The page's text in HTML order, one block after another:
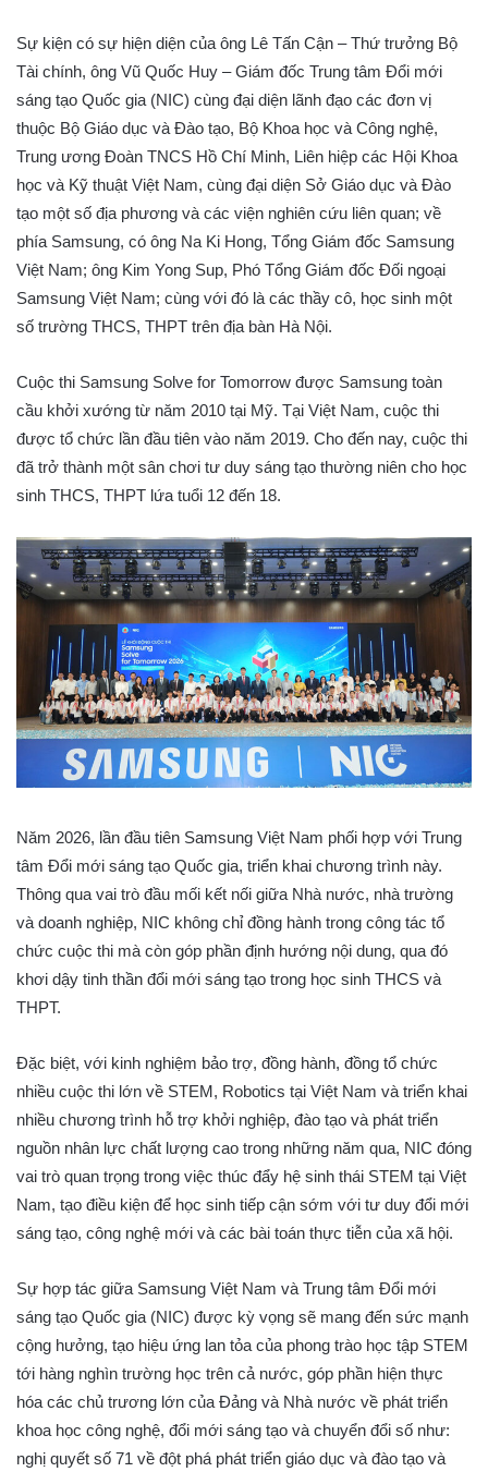
Sự kiện có sự hiện diện của ông Lê Tấn Cận – Thứ trưởng Bộ
Tài chính, ông Vũ Quốc Huy – Giám đốc Trung tâm Đổi mới
sáng tạo Quốc gia (NIC) cùng đại diện lãnh đạo các đơn vị
thuộc Bộ Giáo dục và Đào tạo, Bộ Khoa học và Công nghệ,
Trung ương Đoàn TNCS Hồ Chí Minh, Liên hiệp các Hội Khoa
học và Kỹ thuật Việt Nam, cùng đại diện Sở Giáo dục và Đào
tạo một số địa phương và các viện nghiên cứu liên quan; về
phía Samsung, có ông Na Ki Hong, Tổng Giám đốc Samsung
Việt Nam; ông Kim Yong Sup, Phó Tổng Giám đốc Đối ngoại
Samsung Việt Nam; cùng với đó là các thầy cô, học sinh một
số trường THCS, THPT trên địa bàn Hà Nội.
Cuộc thi Samsung Solve for Tomorrow được Samsung toàn
cầu khởi xướng từ năm 2010 tại Mỹ. Tại Việt Nam, cuộc thi
được tổ chức lần đầu tiên vào năm 2019. Cho đến nay, cuộc thi
đã trở thành một sân chơi tư duy sáng tạo thường niên cho học
sinh THCS, THPT lứa tuổi 12 đến 18.
Năm 2026, lần đầu tiên Samsung Việt Nam phối hợp với Trung
tâm Đổi mới sáng tạo Quốc gia, triển khai chương trình này.
Thông qua vai trò đầu mối kết nối giữa Nhà nước, nhà trường
và doanh nghiệp, NIC không chỉ đồng hành trong công tác tổ
chức cuộc thi mà còn góp phần định hướng nội dung, qua đó
khơi dậy tinh thần đổi mới sáng tạo trong học sinh THCS và
THPT.
Đặc biệt, với kinh nghiệm bảo trợ, đồng hành, đồng tổ chức
nhiều cuộc thi lớn về STEM, Robotics tại Việt Nam và triển khai
nhiều chương trình hỗ trợ khởi nghiệp, đào tạo và phát triển
nguồn nhân lực chất lượng cao trong những năm qua, NIC đóng
vai trò quan trọng trong việc thúc đẩy hệ sinh thái STEM tại Việt
Nam, tạo điều kiện để học sinh tiếp cận sớm với tư duy đổi mới
sáng tạo, công nghệ mới và các bài toán thực tiễn của xã hội.
Sự hợp tác giữa Samsung Việt Nam và Trung tâm Đổi mới
sáng tạo Quốc gia (NIC) được kỳ vọng sẽ mang đến sức mạnh
cộng hưởng, tạo hiệu ứng lan tỏa của phong trào học tập STEM
tới hàng nghìn trường học trên cả nước, góp phần hiện thực
hóa các chủ trương lớn của Đảng và Nhà nước về phát triển
khoa học công nghệ, đổi mới sáng tạo và chuyển đổi số như:
nghị quyết số 71 về đột phá phát triển giáo dục và đào tạo và